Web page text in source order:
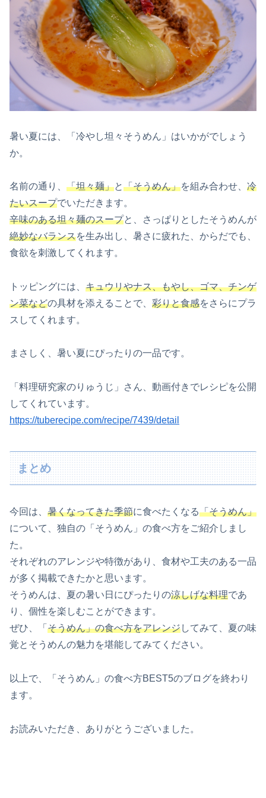
暑い夏には、「冷やし坦々そうめん」はいかがでしょう
か。
名前の通り、 「坦々麺」と「そうめん」を組み合わせ、 冷
たいスープでいただきます。
辛味のある坦々麺のスープと、さっぱりとしたそうめんが
絶妙なバランスを生み出し、暑さに疲れた、からだでも、
食欲を刺激してくれます。
トッピングには、 キュウリやナス、もやし、ゴマ、チンゲ
ン菜などの具材を添えることで、 彩りと食感をさらにプラ
スしてくれます。
まさしく、暑い夏にぴったりの一品です。
「料理研究家のりゅうじ」さん、動画付きでレシピを公開
してくれています。
https://tuberecipe.com/recipe/7439/detail
まとめ
今回は、 暑くなってきた季節に食べたくなる「そうめん」
について、独自の「そうめん」の食べ方をご紹介しまし
た。
それぞれのアレンジや特徴があり、食材や工夫のある一品
が多く掲載できたかと思います。
そうめんは、夏の暑い日にぴったりの涼しげな料理であ
り、個性を楽しむことができます。
ぜひ、「 そうめん」の食べ方をアレンジしてみて、夏の味
覚とそうめんの魅力を堪能してみてください。
以上で、「そうめん」の食べ方BEST5のブログを終わり
ます。
お読みいただき、ありがとうございました。